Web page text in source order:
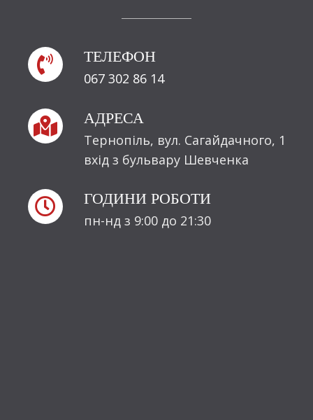
 ТЕЛЕФОН
067 302 86 14
 АДРЕСА
Тернопіль, вул. Сагайдачного, 1
вхід з бульвару Шевченка
 ГОДИНИ РОБОТИ
пн-нд з 9:00 до 21:30